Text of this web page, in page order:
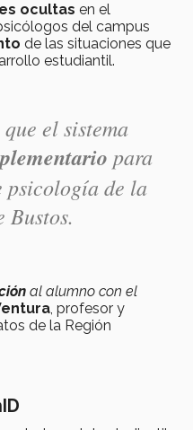
ocultas en el
del campus
de las situaciones que
estudiantil.
el sistema
para
psicología de la
al alumno con el
, profesor y
de la Región